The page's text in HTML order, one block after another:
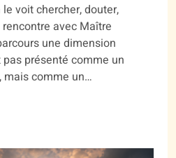
voit chercher, douter,
avec Maître
une dimension
présenté comme un
mais comme un…